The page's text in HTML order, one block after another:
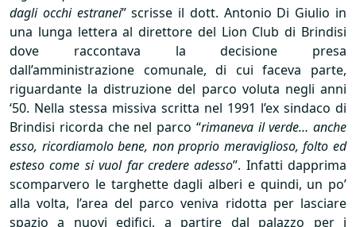
dagli occhi estranei” scrisse il dott. Antonio Di Giulio in
una lunga lettera al direttore del Lion Club di Brindisi
dove raccontava la decisione presa
dall’amministrazione comunale, di cui faceva parte,
riguardante la distruzione del parco voluta negli anni
‘50. Nella stessa missiva scritta nel 1991 l’ex sindaco di
Brindisi ricorda che nel parco “rimaneva il verde… anche
esso, ricordiamolo bene, non proprio meraviglioso, folto ed
esteso come si vuol far credere adesso”. Infatti dapprima
scomparvero le targhette dagli alberi e quindi, un po’
alla volta, l’area del parco veniva ridotta per lasciare
spazio a nuovi edifici, a partire dal palazzo per i